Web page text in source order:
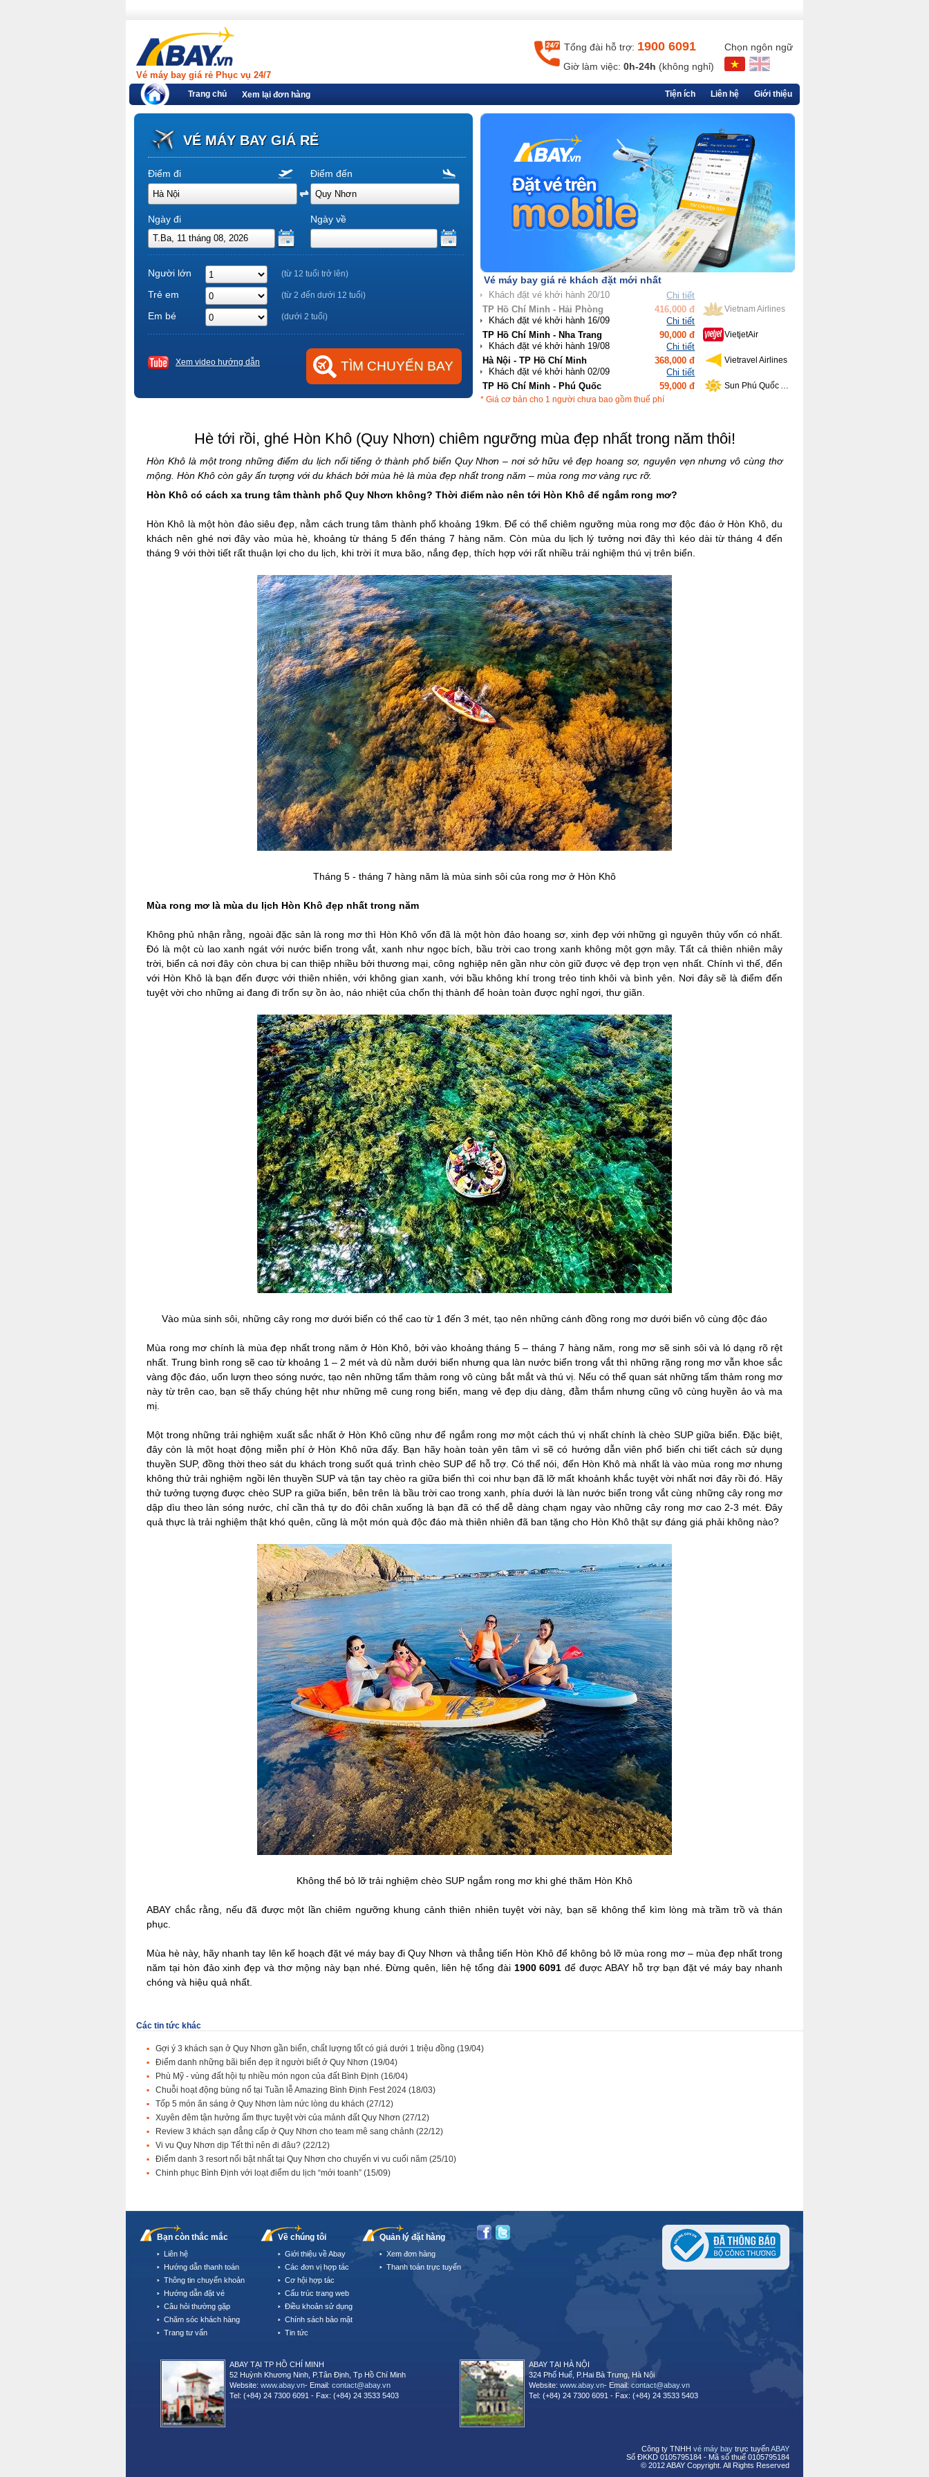
Vé máy bay giá rẻ Phục vụ 24/7
Tổng đài hỗ trợ: 1900 6091
Giờ làm việc: 0h-24h (không nghỉ)
Chọn ngôn ngữ
Trang chủ Xem lại đơn hàng Giới thiệu
Liên hệ
Tiện ích
VÉ MÁY BAY GIÁ RẺ
Điểm đi Điểm đến
Ngày đi Ngày về
Người lớn (từ 12 tuổi trở lên)
Trẻ em (từ 2 đến dưới 12 tuổi)
Em bé (dưới 2 tuổi)
Xem video hướng dẫn
Vé máy bay giá rẻ khách đặt mới nhất
TP Hồ Chí Minh - Nha Trang 90,000 đ
Chi tiết
VietjetAir
Hà Nội - TP Hồ Chí Minh 368,000 đ
Chi tiết
Vietravel Airlines
TP Hồ Chí Minh - Phú Quốc 59,000 đ
Chi tiết
Sun Phú Quốc Airways
Hà Nội - Đà Nẵng 639,000 đ
Chi tiết
Bamboo Airways
* Giá cơ bản cho 1 người chưa bao gồm thuế phí
Hè tới rồi, ghé Hòn Khô (Quy Nhơn) chiêm ngưỡng mùa đẹp nhất trong năm thôi!
Hòn Khô là một trong những điểm du lịch nổi tiếng ở thành phố biển Quy Nhơn – nơi sở hữu vẻ đẹp hoang sơ, nguyên vẹn nhưng vô cùng thơ
mộng. Hòn Khô còn gây ấn tượng với du khách bởi mùa hè là mùa đẹp nhất trong năm – mùa rong mơ vàng rực rỡ.
Hòn Khô có cách xa trung tâm thành phố Quy Nhơn không? Thời điểm nào nên tới Hòn Khô để ngắm rong mơ?
Hòn Khô là một hòn đảo siêu đẹp, nằm cách trung tâm thành phố khoảng 19km. Để có thể chiêm ngưỡng mùa rong mơ độc đáo ở Hòn Khô, du
khách nên ghé nơi đây vào mùa hè, khoảng từ tháng 5 đến tháng 7 hàng năm. Còn mùa du lịch lý tưởng nơi đây thì kéo dài từ tháng 4 đến
tháng 9 với thời tiết rất thuận lợi cho du lịch, khi trời ít mưa bão, nắng đẹp, thích hợp với rất nhiều trải nghiệm thú vị trên biển.
Tháng 5 - tháng 7 hàng năm là mùa sinh sôi của rong mơ ở Hòn Khô
Mùa rong mơ là mùa du lịch Hòn Khô đẹp nhất trong năm
Không phủ nhận rằng, ngoài đặc sản là rong mơ thì Hòn Khô vốn đã là một hòn đảo hoang sơ, xinh đẹp với những gì nguyên thủy vốn có nhất.
Đó là một cù lao xanh ngát với nước biển trong vắt, xanh như ngọc bích, bầu trời cao trong xanh không một gợn mây. Tất cả thiên nhiên mây
trời, biển cả nơi đây còn chưa bị can thiệp nhiều bởi thương mại, công nghiệp nên gần như còn giữ được vẻ đẹp trọn vẹn nhất. Chính vì thế, đến
với Hòn Khô là bạn đến được với thiên nhiên, với không gian xanh, với bầu không khí trong trẻo tinh khôi và bình yên. Nơi đây sẽ là điểm đến
tuyệt vời cho những ai đang đi trốn sự ồn ào, náo nhiệt của chốn thị thành để hoàn toàn được nghỉ ngơi, thư giãn.
Vào mùa sinh sôi, những cây rong mơ dưới biển có thể cao từ 1 đến 3 mét, tạo nên những cánh đồng rong mơ dưới biển vô cùng độc đáo
Mùa rong mơ chính là mùa đẹp nhất trong năm ở Hòn Khô, bởi vào khoảng tháng 5 – tháng 7 hàng năm, rong mơ sẽ sinh sôi và ló dạng rõ rệt
nhất. Trung bình rong sẽ cao từ khoảng 1 – 2 mét và dù nằm dưới biển nhưng qua làn nước biển trong vắt thì những rặng rong mơ vẫn khoe sắc
vàng độc đáo, uốn lượn theo sóng nước, tạo nên những tấm thảm rong vô cùng bắt mắt và thú vị. Nếu có thể quan sát những tấm thảm rong mơ
này từ trên cao, bạn sẽ thấy chúng hệt như những mê cung rong biển, mang vẻ đẹp dịu dàng, đằm thắm nhưng cũng vô cùng huyền ảo và ma
mị.
Một trong những trải nghiệm xuất sắc nhất ở Hòn Khô cũng như để ngắm rong mơ một cách thú vị nhất chính là chèo SUP giữa biển. Đặc biệt,
đây còn là một hoạt động miễn phí ở Hòn Khô nữa đấy. Bạn hãy hoàn toàn yên tâm vì sẽ có hướng dẫn viên phổ biến chi tiết cách sử dụng
thuyền SUP, đồng thời theo sát du khách trong suốt quá trình chèo SUP để hỗ trợ. Có thể nói, đến Hòn Khô mà nhất là vào mùa rong mơ nhưng
không thử trải nghiệm ngồi lên thuyền SUP và tận tay chèo ra giữa biển thì coi như bạn đã lỡ mất khoảnh khắc tuyệt vời nhất nơi đây rồi đó. Hãy
thử tưởng tượng được chèo SUP ra giữa biển, bên trên là bầu trời cao trong xanh, phía dưới là làn nước biển trong vắt cùng những cây rong mơ
dập dìu theo làn sóng nước, chỉ cần thả tự do đôi chân xuống là bạn đã có thể dễ dàng chạm ngay vào những cây rong mơ cao 2-3 mét. Đây
quả thực là trải nghiệm thật khó quên, cũng là một món quà độc đáo mà thiên nhiên đã ban tặng cho Hòn Khô thật sự đáng giá phải không nào?
Không thể bỏ lỡ trải nghiệm chèo SUP ngắm rong mơ khi ghé thăm Hòn Khô
ABAY chắc rằng, nếu đã được một lần chiêm ngưỡng khung cảnh thiên nhiên tuyệt vời này, bạn sẽ không thể kìm lòng mà trầm trồ và thán
phục.
Mùa hè này, hãy nhanh tay lên kế hoạch đặt vé máy bay đi Quy Nhơn và thẳng tiến Hòn Khô để không bỏ lỡ mùa rong mơ – mùa đẹp nhất trong
năm tại hòn đảo xinh đẹp và thơ mộng này bạn nhé. Đừng quên, liên hệ tổng đài 1900 6091 để được ABAY hỗ trợ bạn đặt vé máy bay nhanh
chóng và hiệu quả nhất.
Các tin tức khác
Gợi ý 3 khách sạn ở Quy Nhơn gần biển, chất lượng tốt có giá dưới 1 triệu đồng (19/04)
Điểm danh những bãi biển đẹp ít người biết ở Quy Nhơn (19/04)
Phù Mỹ - vùng đất hội tụ nhiều món ngon của đất Bình Định (16/04)
Chuỗi hoạt động bùng nổ tại Tuần lễ Amazing Bình Định Fest 2024 (18/03)
Tốp 5 món ăn sáng ở Quy Nhơn làm nức lòng du khách (27/12)
Xuyên đêm tận hưởng ẩm thực tuyệt vời của mảnh đất Quy Nhơn (27/12)
Review 3 khách sạn đẳng cấp ở Quy Nhơn cho team mê sang chảnh (22/12)
Vi vu Quy Nhơn dịp Tết thì nên đi đâu? (22/12)
Điểm danh 3 resort nổi bật nhất tại Quy Nhơn cho chuyến vi vu cuối năm (25/10)
Chinh phục Bình Định với loạt điểm du lịch “mới toanh” (15/09)
Bạn còn thắc mắc
Liên hệ
Hướng dẫn thanh toán
Thông tin chuyển khoản
Hướng dẫn đặt vé
Câu hỏi thường gặp
Chăm sóc khách hàng
Trang tư vấn
Về chúng tôi
Giới thiệu về Abay
Các đơn vị hợp tác
Cơ hội hợp tác
Cấu trúc trang web
Điều khoản sử dụng
Chính sách bảo mật
Tin tức
Quản lý đặt hàng
Xem đơn hàng
Thanh toán trực tuyến
ABAY TẠI TP HỒ CHÍ MINH
52 Huỳnh Khương Ninh, P.Tân Định, Tp Hồ Chí Minh
Website: www.abay.vn- Email: contact@abay.vn
Tel: (+84) 24 7300 6091 - Fax: (+84) 24 3533 5403
ABAY TẠI HÀ NỘI
324 Phố Huế, P.Hai Bà Trưng, Hà Nội
Website: www.abay.vn- Email: contact@abay.vn
Tel: (+84) 24 7300 6091 - Fax: (+84) 24 3533 5403
Công ty TNHH vé máy bay trực tuyếnABAY
Số ĐKKD 0105795184 - Mã số thuế 0105795184
© 2012 ABAY Copyright. All Rights Reserved